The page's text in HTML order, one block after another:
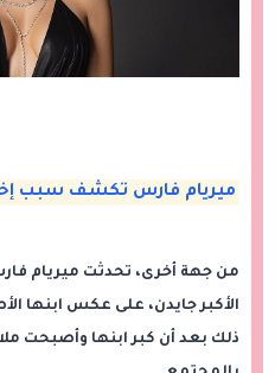
ميريام فارس تكشف سبب
من جهة أخرى، تحدثت ميريام
الأكبر جايدن، على عكس ابنها
ذلك بعد أن كبر ابنها وأصبحت